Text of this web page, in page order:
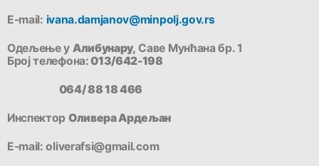
Е-mail: ivana.damjanov@minpolj.gov.rs
Одељење у Алибунару, Саве Мунћана бр. 1
Број телефона:013/642-198
064/ 88 18 466
Инспектор Оливера Ардељан
E-mail: oliverafsi@gmail.com